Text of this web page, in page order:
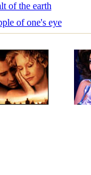
of the earth
of one's eye